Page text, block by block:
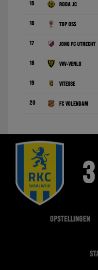
15 Roda JC
16 TOP Oss
17 Jong FC Utrecht
18 VVV-Venlo
19 Vitesse
20 FC Volendam
OPSTELLINGEN